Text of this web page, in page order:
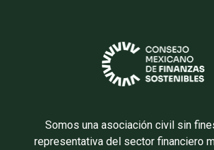
Somos una asociación civil sin
representativa del sector financiero